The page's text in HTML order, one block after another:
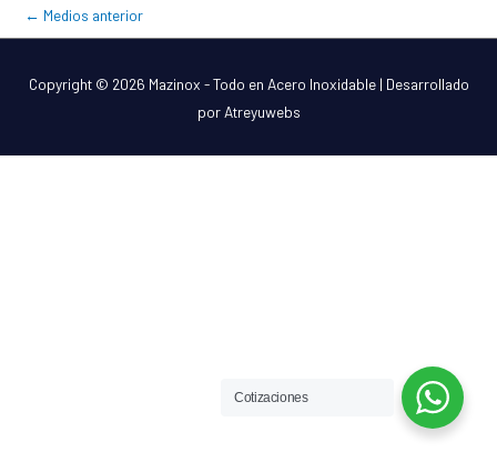
← Medios anterior
Copyright © 2026 Mazinox - Todo en Acero Inoxidable| Desarrollado
por Atreyuwebs
Cotizaciones